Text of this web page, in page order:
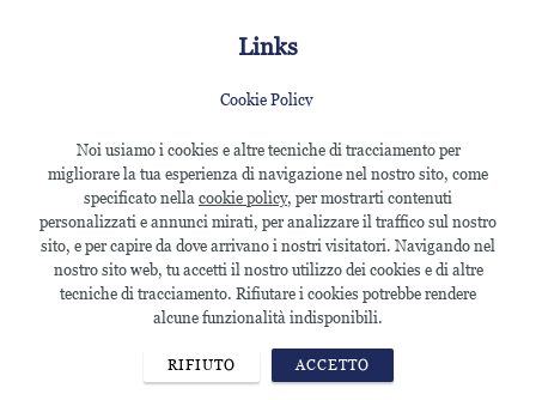
Links
Cookie Policy
Termini & Condizioni
Energy Policy
B Side Italia S.r.l.P.IVA: 02005430430 - © 2026 Tutti i diritti sono
riservati
Noi usiamo i cookies e altre tecniche di tracciamento per
migliorare la tua esperienza di navigazione nel nostro sito, come
specificato nella cookie policy, per mostrarti contenuti
personalizzati e annunci mirati, per analizzare il traffico sul nostro
sito, e per capire da dove arrivano i nostri visitatori. Navigando nel
nostro sito web, tu accetti il nostro utilizzo dei cookies e di altre
tecniche di tracciamento. Rifiutare i cookies potrebbe rendere
alcune funzionalità indisponibili.
RIFIUTO ACCETTO